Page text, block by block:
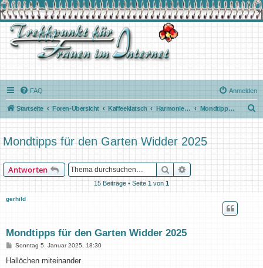
FAQ Anmelden
Startseite Foren-Übersicht Kaffeeklatsch Harmonie mit dem Mond Mondtipps für Garten und Landwirtschaft
u
h
e
Mondtipps für den Garten Widder 2025
Antworten Suche Erweiterte Suche
15 Beiträge • Seite 1 von 1
gerhild
Mondtipps für den Garten Widder 2025
B
i
Sonntag 5. Januar 2025, 18:30
Hallöchen miteinander